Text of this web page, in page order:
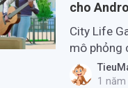
cho
City Life
mô phỏng
thể là bản
1 năm